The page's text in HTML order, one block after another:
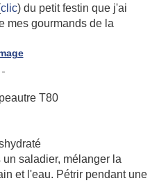
clic) du petit festin que j'ai
mes gourmands de la
T80
saladier, mélanger la
et l'eau. Pétrir pendant une